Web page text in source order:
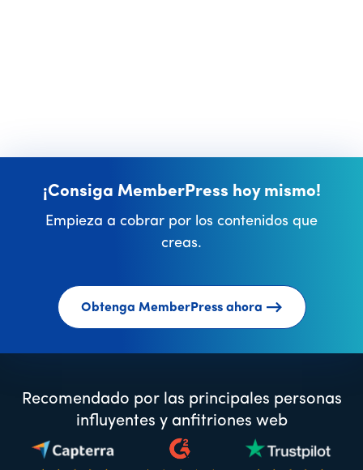
¡Consiga MemberPress hoy mismo!
Empieza a cobrar por los contenidos que
creas.
Obtenga MemberPress ahora
Recomendado por las principales personas
influyentes y anfitriones web